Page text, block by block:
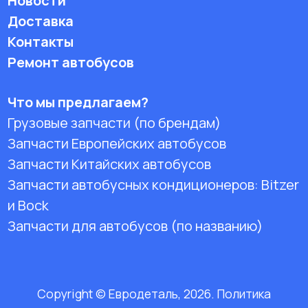
Доставка
Контакты
Ремонт автобусов
Что мы предлагаем?
Грузовые запчасти (по брендам)
Запчасти Европейских автобусов
Запчасти Китайских автобусов
Запчасти автобусных кондиционеров: Bitzer
и Bock
Запчасти для автобусов (по названию)
Copyright © Евродеталь, 2026. Политика